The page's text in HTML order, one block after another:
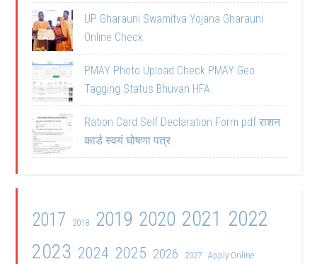
UP Gharauni Swamitva Yojana Gharauni
Online Check
PMAY Photo Upload Check PMAY Geo
Tagging Status Bhuvan HFA
Ration Card Self Declaration Form pdf राशन
कार्ड स्वयं घोषणा पत्र
2017 2018 2019 2020 2021 2022
2023 2024 2025 2026 2027 Apply Online